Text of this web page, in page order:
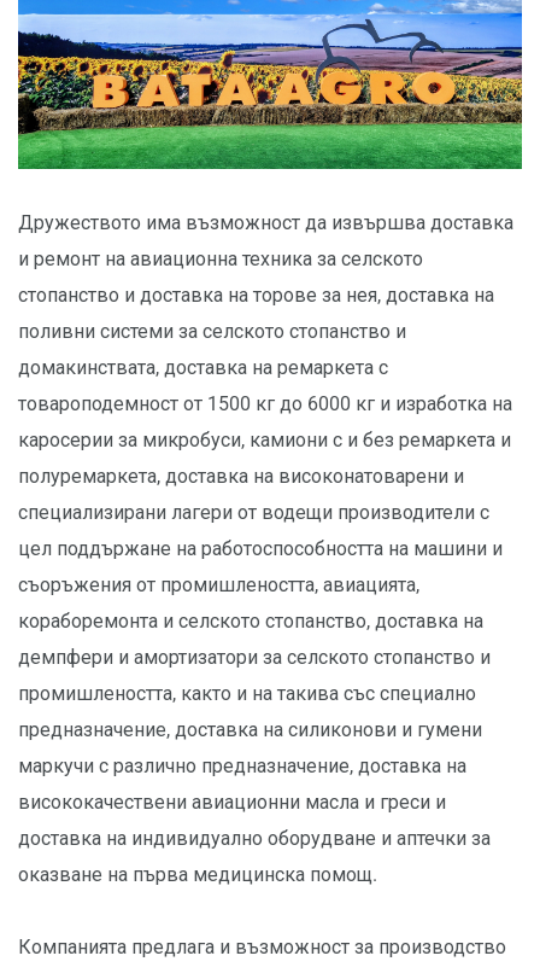
Дружеството има възможност да извършва доставка
и ремонт на авиационна техника за селското
стопанство и доставка на торове за нея, доставка на
поливни системи за селското стопанство и
домакинствата, доставка на ремаркета с
товароподемност от 1500 кг до 6000 кг и изработка на
каросерии за микробуси, камиони с и без ремаркета и
полуремаркета, доставка на високонатоварени и
специализирани лагери от водещи производители с
цел поддържане на работоспособността на машини и
съоръжения от промишлеността, авиацията,
кораборемонта и селското стопанство, доставка на
демпфери и амортизатори за селското стопанство и
промишлеността, както и на такива със специално
предназначение, доставка на силиконови и гумени
маркучи с различно предназначение, доставка на
висококачествени авиационни масла и греси и
доставка на индивидуално оборудване и аптечки за
оказване на първа медицинска помощ.
Компанията предлага и възможност за производство